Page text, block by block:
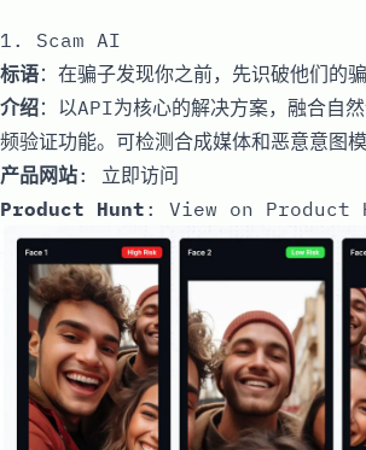
1. Scam AI
标语：在骗子发现你之前，先识破他们的
介绍：以API为核心的解决方案，融合自
频验证功能。可检测合成媒体和恶意意图模
产品网站: 立即访问
Product Hunt : View on Product